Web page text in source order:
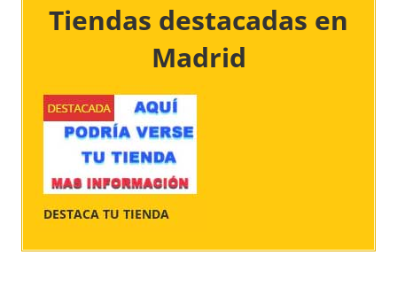
Tiendas destacadas en
Madrid​​​​​​​